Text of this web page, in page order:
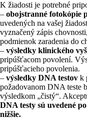
K žiadosti je potrebné
– obojstranné fotokópie
uvedených na vašej
vyznačený zápis
podmienok zaradenia do
– výsledky klinického
pripúšťacom povolení.
pripúšťacieho povolenia.
– výsledky DNA testov k
požadovanom DNA teste
výsledkom „čistý“.
DNA testy sú uvedené
nižšie.